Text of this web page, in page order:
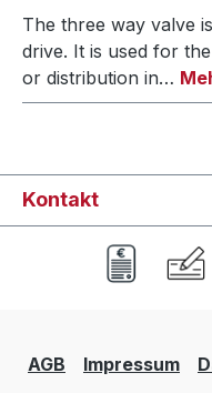
The three way valve
drive. It is used for
or distribution in…
Kontakt
AGB Impressum